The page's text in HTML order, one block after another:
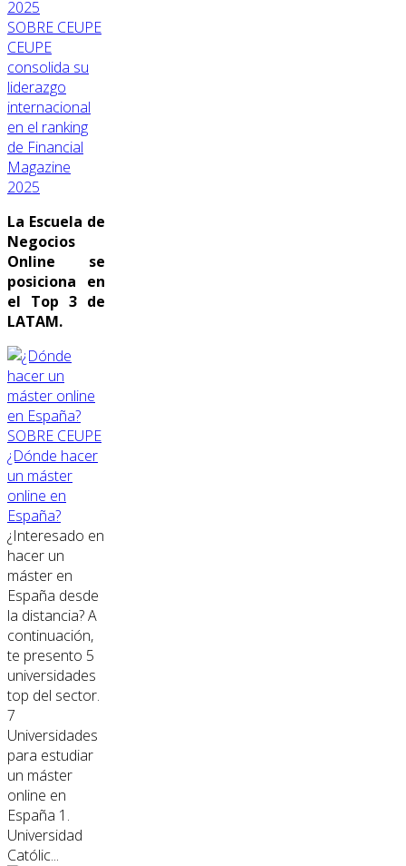
SOBRE CEUPE
CEUPE
consolida su
liderazgo
internacional
en el ranking
de Financial
Magazine
2025
La Escuela de
Negocios
Online se
posiciona en
el Top 3 de
LATAM.
SOBRE CEUPE
¿Dónde hacer
un máster
online en
España?
¿Interesado en
hacer un
máster en
España desde
la distancia? A
continuación,
te presento 5
universidades
top del sector.
7
Universidades
para estudiar
un máster
online en
España 1.
Universidad
Católic...